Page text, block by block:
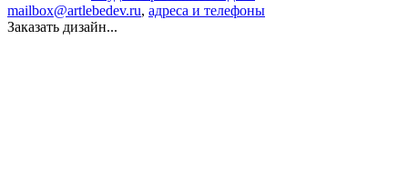
mailbox@artlebedev.ru, адреса и телефоны
Заказать дизайн...